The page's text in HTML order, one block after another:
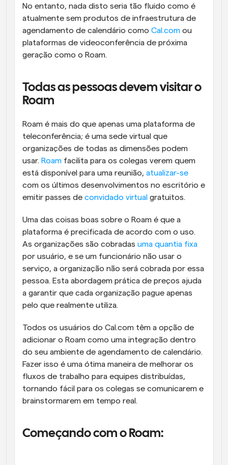
No entanto, nada disto seria tão fluido como é
atualmente sem produtos de infraestrutura de
agendamento de calendário como Cal.com ou
plataformas de videoconferência de próxima
geração como o Roam.
Todas as pessoas devem visitar o
Roam
Roam é mais do que apenas uma plataforma de
teleconferência; é uma sede virtual que
organizações de todas as dimensões podem
usar. Roam facilita para os colegas verem quem
está disponível para uma reunião, atualizar-se
com os últimos desenvolvimentos no escritório e
emitir passes de convidado virtual gratuitos.
Uma das coisas boas sobre o Roam é que a
plataforma é precificada de acordo com o uso.
As organizações são cobradas uma quantia fixa
por usuário, e se um funcionário não usar o
serviço, a organização não será cobrada por essa
pessoa. Esta abordagem prática de preços ajuda
a garantir que cada organização pague apenas
pelo que realmente utiliza.
Todos os usuários do Cal.com têm a opção de
adicionar o Roam como uma integração dentro
do seu ambiente de agendamento de calendário.
Fazer isso é uma ótima maneira de melhorar os
fluxos de trabalho para equipes distribuídas,
tornando fácil para os colegas se comunicarem e
brainstormarem em tempo real.
Começando com o Roam: